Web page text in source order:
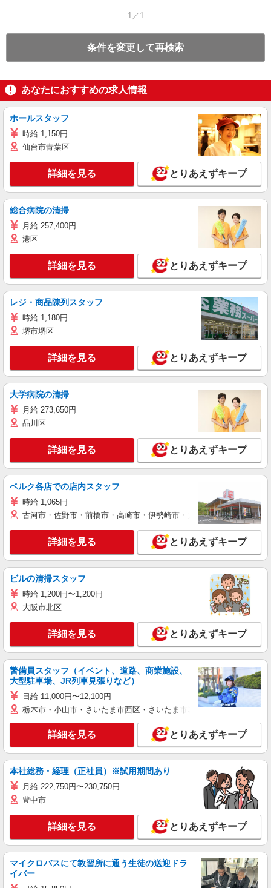
1／1
条件を変更して再検索
あなたにおすすめの求人情報
ホールスタッフ
時給 1,150円
仙台市青葉区
詳細を見る とりあえずキープ
総合病院の清掃
月給 257,400円
港区
詳細を見る とりあえずキープ
レジ・商品陳列スタッフ
時給 1,180円
堺市堺区
詳細を見る とりあえずキープ
大学病院の清掃
月給 273,650円
品川区
詳細を見る とりあえずキープ
ベルク各店での店内スタッフ
時給 1,065円
古河市・佐野市・前橋市・高崎市・伊勢崎市・太田市・館林市・藤
詳細を見る とりあえずキープ
ビルの清掃スタッフ
時給 1,200円〜1,200円
大阪市北区
詳細を見る とりあえずキープ
警備員スタッフ（イベント、道路、商業施設、
大型駐車場、JR列車見張りなど）
日給 11,000円〜12,100円
栃木市・小山市・さいたま市西区・さいたま市岩槻区・久喜市・蓮田
詳細を見る とりあえずキープ
本社総務・経理（正社員）※試用期間あり
月給 222,750円〜230,750円
豊中市
詳細を見る とりあえずキープ
マイクロバスにて教習所に通う生徒の送迎ドラ
イバー